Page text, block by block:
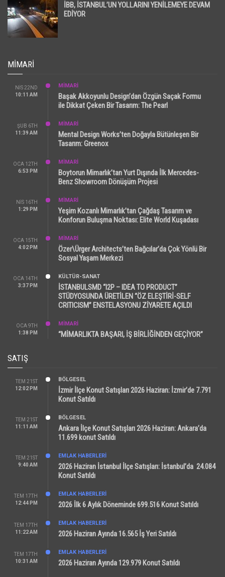
İBB, İSTANBUL’UN YOLLARINI YENİLEMEYE DEVAM
EDİYOR
MIMARI
NIS 22ND
10:11 AM
MİMARİ
Başak Akkoyunlu Design’dan Özgün Saçak Formu
ile Dikkat Çeken Bir Tasarım: The Pearl
ŞUB 6TH
11:39 AM
MİMARİ
Mental Design Works’ten Doğayla Bütünleşen Bir
Tasarım: Greenox
OCA 12TH
6:53 PM
MİMARİ
Boytorun Mimarlık’tan Yurt Dışında İlk Mercedes-
Benz Showroom Dönüşüm Projesi
NIS 16TH
1:29 PM
MİMARİ
Yeşim Kozanlı Mimarlık’tan Çağdaş Tasarım ve
Konforun Buluşma Noktası: Elite World Kuşadası
OCA 15TH
4:02 PM
MİMARİ
Özer\Ürger Architects’ten Bağcılar’da Çok Yönlü Bir
Sosyal Yaşam Merkezi
OCA 14TH
3:37 PM
KÜLTÜR-SANAT
İSTANBULSMD “I2P – IDEA TO PRODUCT”
STÜDYOSUNDA ÜRETİLEN “ÖZ ELEŞTİRİ-SELF
CRITICISM” ENSTELASYONU ZİYARETE AÇILDI
OCA 9TH
1:38 PM
MİMARİ
“MİMARLIKTA BAŞARI, İŞ BİRLİĞİNDEN GEÇİYOR”
SATIŞ
TEM 21ST
12:02 PM
BÖLGESEL
İzmir İlçe Konut Satışları 2026 Haziran: İzmir’de 7.791
Konut Satıldı
TEM 21ST
11:11 AM
BÖLGESEL
Ankara İlçe Konut Satışları 2026 Haziran: Ankara’da
11.699 konut Satıldı
TEM 21ST
9:40 AM
EMLAK HABERLERI
2026 Haziran İstanbul İlçe Satışları: İstanbul’da 24.084
Konut Satıldı
TEM 17TH
12:44 PM
EMLAK HABERLERI
2026 İlk 6 Aylık Döneminde 699.516 Konut Satıldı
TEM 17TH
11:22 AM
EMLAK HABERLERI
2026 Haziran Ayında 16.565 İş Yeri Satıldı
TEM 17TH
10:31 AM
EMLAK HABERLERI
2026 Haziran Ayında 129.979 Konut Satıldı